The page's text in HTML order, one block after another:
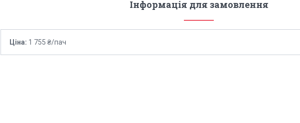
Інформація для замовлення
Ціна: 1 755 ₴/пач